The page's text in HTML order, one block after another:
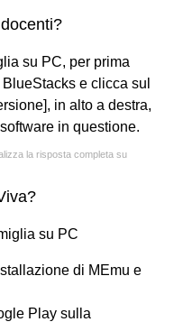
su PC, per prima
e clicca sul
in alto a destra,
in questione.
la risposta completa su
su PC
di MEmu e
Play sulla